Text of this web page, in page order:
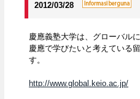
2012/03/28
慶應義塾大学は、グローバル
慶應で学びたいと考えている
す。
http://www.global.keio.ac.jp/